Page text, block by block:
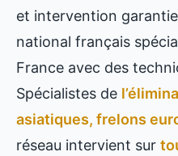
et intervention
national français
France avec des
Spécialistes de
asiatiques, frelons
réseau intervient sur